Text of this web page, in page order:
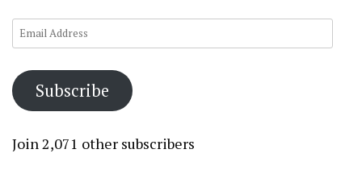
Email
Subscribe
Join 2,071 other subscribers